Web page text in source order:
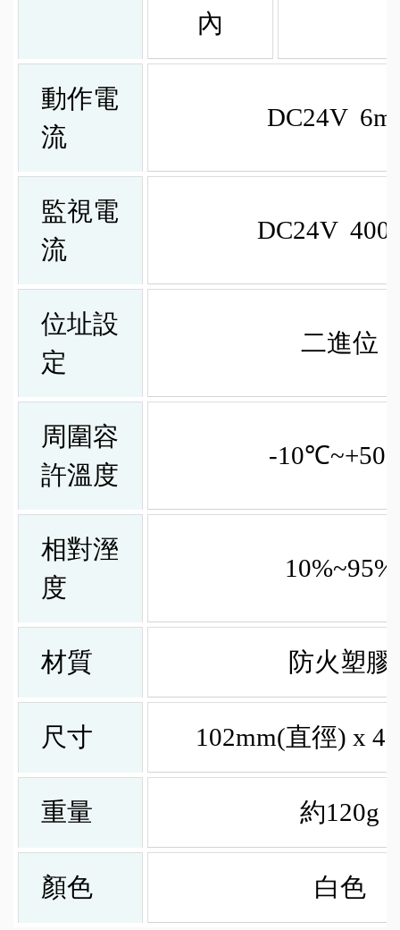
內
動作電
流
DC24V
監視電
流
DC24V
位址設
定
二進位
周圍容
許溫度
-
相對溼
度
10%~95%
材質 防火塑膠
尺寸 102mm(直徑) x
重量 約120g
顏色 白色